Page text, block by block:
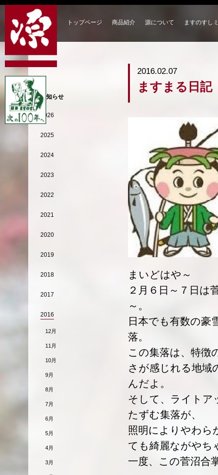
トップページ 商品紹介 源について ますのすし
2016.02.07
ますまる日
まいどはや～
２月６日～７日は
～。
日本でも有数の豪
落。
この集落は、特徴
さが感じれる地域
んだよ。
そして、ライトア
たずむ集落が、
照明によりやわら
ても綺麗ながやち
一度、この菅沼合
お知らせ
2026
2025
2024
2023
2022
2021
2020
2019
2018
2017
2016
12月
11月
10月
9月
8月
7月
6月
5月
4月
3月